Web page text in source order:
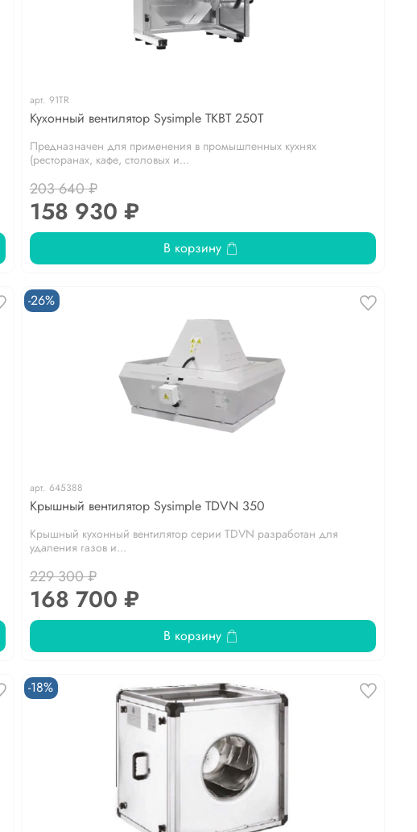
арт. 91TR
Кухонный вентилятор Sysimple TKBT 250T
Предназначен для применения в промышленных кухнях
(ресторанах, кафе, столовых и...
203 640 ₽
158 930 ₽
В корзину
-26%
арт. 645388
Крышный вентилятор Sysimple TDVN 350
Крышный кухонный вентилятор серии TDVN разработан для
удаления газов и...
229 300 ₽
168 700 ₽
В корзину
-18%